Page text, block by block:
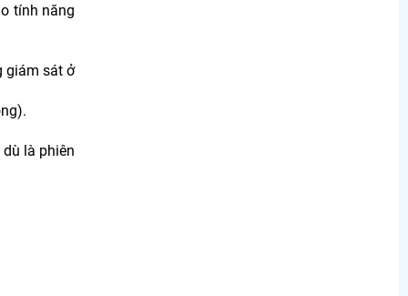
tính năng
giám sát ở
là phiên